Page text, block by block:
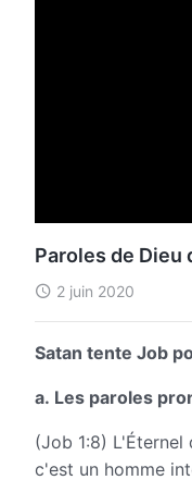
Paroles de Dieu
2 juin 2020
Satan tente Job
a. Les paroles
(Job 1:8)
c'est un homme